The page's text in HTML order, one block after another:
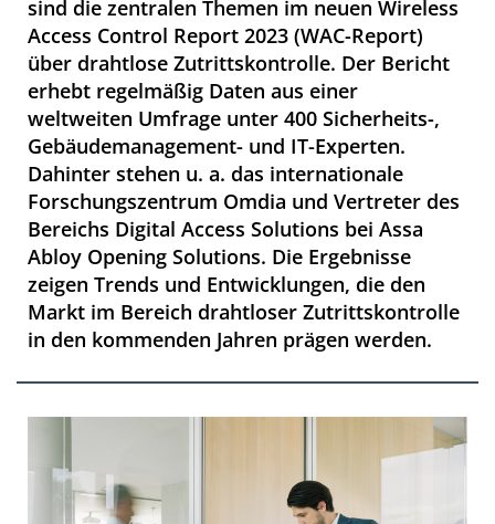
sind die zentralen Themen im neuen Wireless
Access Control Report 2023 (WAC-Report)
über drahtlose Zutrittskontrolle. Der Bericht
erhebt regelmäßig Daten aus einer
weltweiten Umfrage unter 400 Sicherheits-,
Gebäudemanagement- und IT-Experten.
Dahinter stehen u. a. das internationale
Forschungszentrum Omdia und Vertreter des
Bereichs Digital Access Solutions bei Assa
Abloy Opening Solutions. Die Ergebnisse
zeigen Trends und Entwicklungen, die den
Markt im Bereich drahtloser Zutrittskontrolle
in den kommenden Jahren prägen werden.